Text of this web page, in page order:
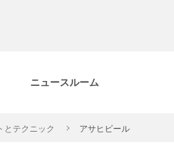
ニュースルーム
テクニック アサヒビール